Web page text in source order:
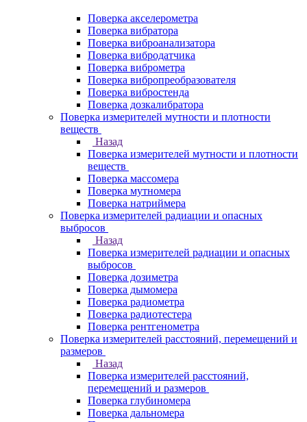
Поверка акселерометра
Поверка вибратора
Поверка виброанализатора
Поверка вибродатчика
Поверка виброметра
Поверка вибропреобразователя
Поверка вибростенда
Поверка дозкалибратора
Поверка измерителей мутности и плотности
веществ
Назад
Поверка измерителей мутности и плотности
веществ
Поверка массомера
Поверка мутномера
Поверка натриймера
Поверка измерителей радиации и опасных
выбросов
Назад
Поверка измерителей радиации и опасных
выбросов
Поверка дозиметра
Поверка дымомера
Поверка радиометра
Поверка радиотестера
Поверка рентгенометра
Поверка измерителей расстояний, перемещений и
размеров
Назад
Поверка измерителей расстояний,
перемещений и размеров
Поверка глубиномера
Поверка дальномера